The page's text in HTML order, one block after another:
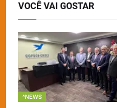
VOCÊ VAI GOSTAR
^NEWS